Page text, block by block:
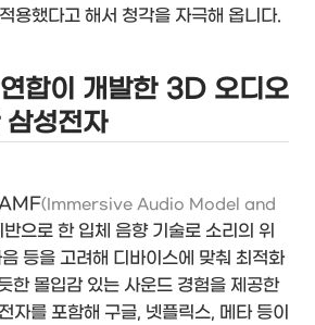
용했다고 해서 청각을 자극해 옵니다.
합이 개발한 3D 오디오
삼성전자
(Immersive Audio Model and
으로 한 입체 음향 기술로 소리의 위
등을 고려해 디바이스에 맞춰 최적화
한 몰입감 있는 사운드 경험을 제공한
자를 포함해 구글, 넷플릭스, 메타 등이